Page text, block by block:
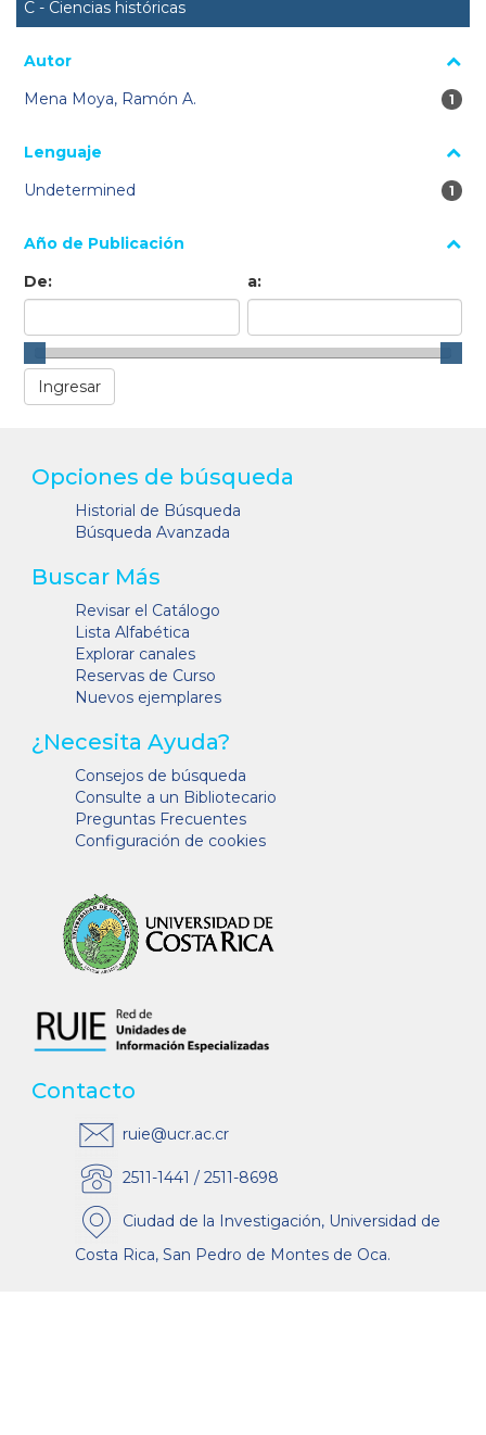
C - Ciencias históricas
Autor
Mena Moya, Ramón A.
1
1
Lenguaje
Undetermined
1
1
Año de Publicación
De:
a:
Opciones de búsqueda
Historial de Búsqueda
Búsqueda Avanzada
Buscar Más
Revisar el Catálogo
Lista Alfabética
Explorar canales
Reservas de Curso
Nuevos ejemplares
¿Necesita Ayuda?
Consejos de búsqueda
Consulte a un Bibliotecario
Preguntas Frecuentes
Configuración de cookies
Contacto
ruie@ucr.ac.cr
2511-1441 / 2511-8698
Ciudad de la Investigación, Universidad de
Costa Rica, San Pedro de Montes de Oca.